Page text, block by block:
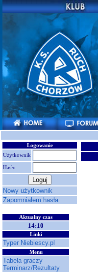
Logowanie
Użytkownik
Hasło
Nowy użytkownik
Zapomniałem hasła
Aktualny czas
14:10
Linki
Typer Niebiescy.pl
Menu
Tabela graczy
Terminarz/Rezultaty